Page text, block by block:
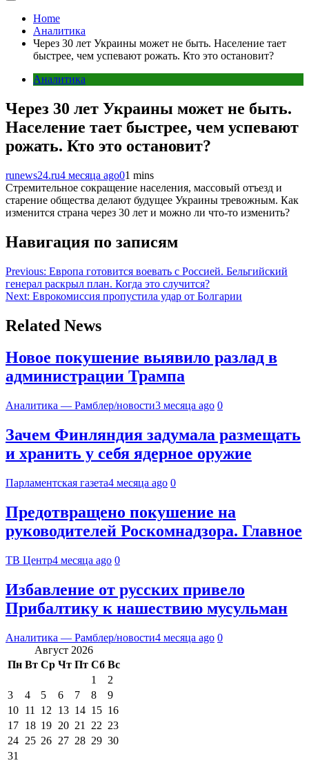
Home
Аналитика
Через 30 лет Украины может не быть. Население тает
быстрее, чем успевают рожать. Кто это остановит?
Аналитика
Через 30 лет Украины может не быть.
Население тает быстрее, чем успевают
рожать. Кто это остановит?
runews24.ru4 месяца ago01 mins
Стремительное сокращение населения, массовый отъезд и
старение общества делают будущее Украины тревожным. Как
изменится страна через 30 лет и можно ли что-то изменить?
Навигация по записям
Previous: Европа готовится воевать с Россией. Бельгийский
генерал раскрыл план. Когда это случится?
Next: Еврокомиссия пропустила удар от Болгарии
Related News
Новое покушение выявило разлад в
администрации Трампа
Аналитика — Рамблер/новости3 месяца ago 0
Зачем Финляндия задумала размещать
и хранить у себя ядерное оружие
Парламентская газета4 месяца ago 0
Предотвращено покушение на
руководителей Роскомнадзора. Главное
ТВ Центр4 месяца ago 0
Избавление от русских привело
Прибалтику к нашествию мусульман
Аналитика — Рамблер/новости4 месяца ago 0
Август 2026
Пн Вт Ср Чт Пт Сб Вс
1
2
3
4 5 6 7 8
9
10 11 12 13 14 15 16
17 18 19 20 21 22 23
24 25 26 27 28 29 30
31